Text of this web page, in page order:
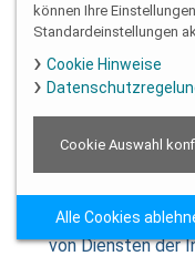
können Ihre
Standardeinstellungen
Cookie Hinweise
Cookie Auswahl
Alle Cookies
Widerspruch
Verarbeitung ist
Interesse
Zur Ausübung
betroffene
anderen
steht es ferner
von Diensten der